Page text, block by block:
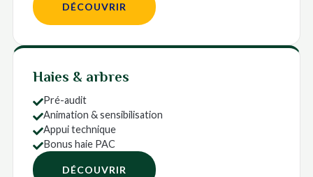
DÉCOUVRIR
Haies & arbres
Pré-audit
Animation & sensibilisation
Appui technique
Bonus haie PAC
DÉCOUVRIR